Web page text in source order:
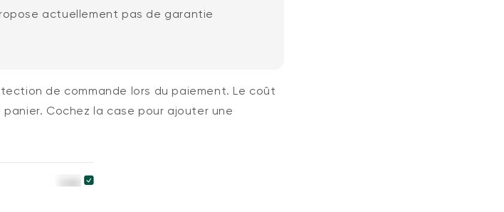
actuellement pas de garantie
de commande lors du paiement. Le coût
Cochez la case pour ajouter une